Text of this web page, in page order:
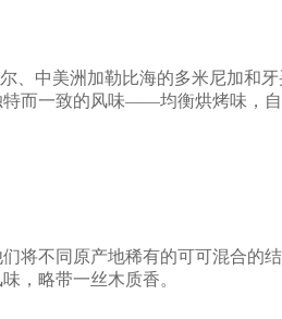
、中美洲加勒比海的多米尼加和
而一致的风味——均衡烘烤味，
将不同原产地稀有的可可混合的
，略带一丝木质香。